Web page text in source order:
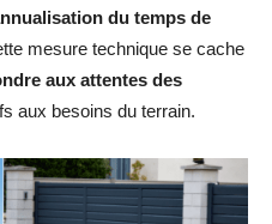
du temps de
mesure technique se cache
aux attentes des
aux besoins du terrain.